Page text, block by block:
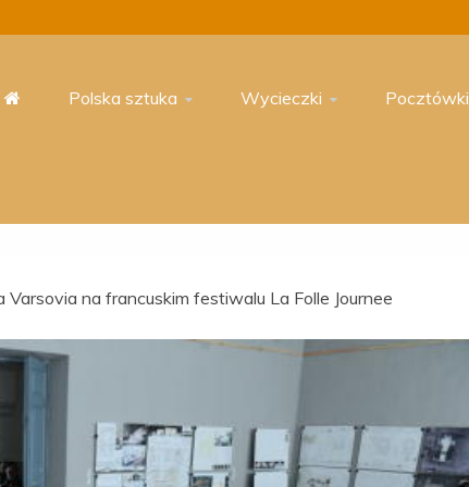
Polska sztuka Wycieczki Pocztówki
Varsovia na francuskim festiwalu La Folle Journee